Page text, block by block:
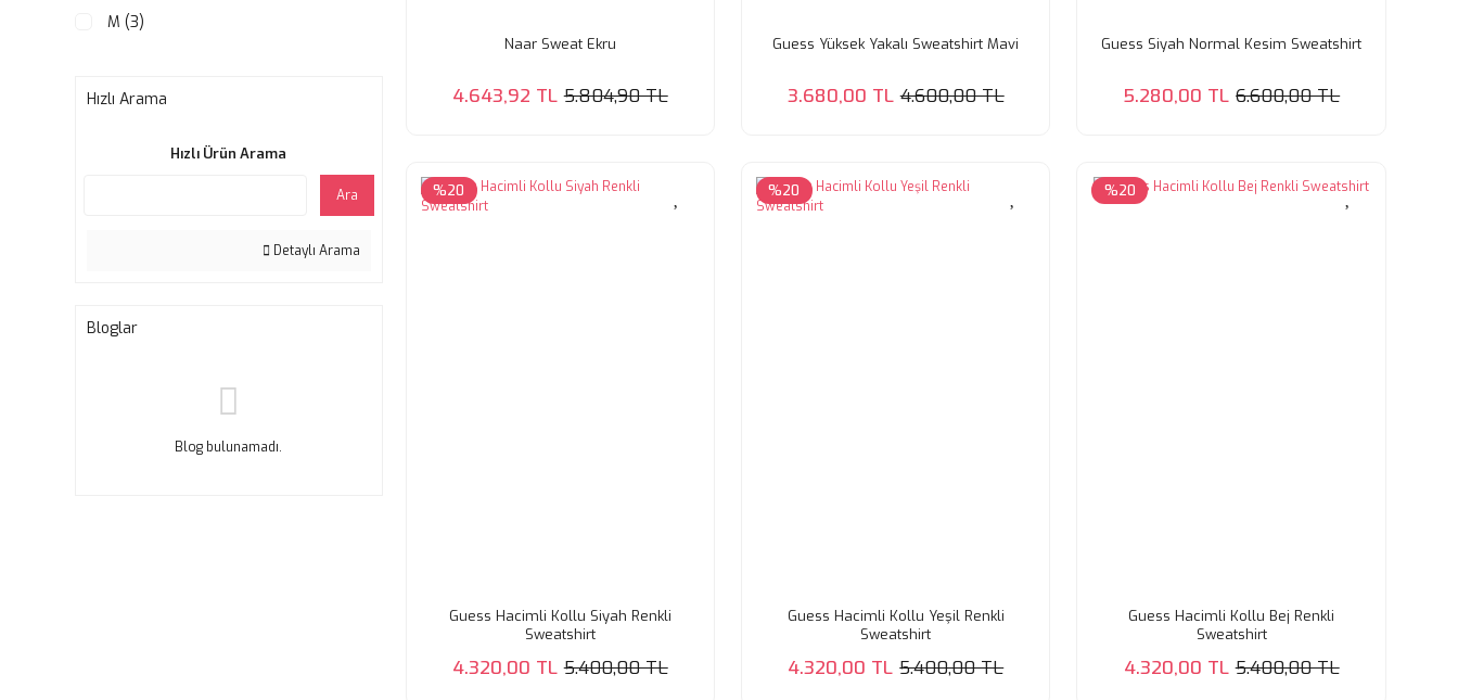
M (3)
XXS (1)
Hızlı Arama
Hızlı Ürün Arama
Ara
Detaylı Arama
Bloglar
Blog bulunamadı.
Naar Sweat Ekru
4.643,92 TL 5.804,90 TL
Guess Yüksek Yakalı Sweatshirt Mavi
3.680,00 TL 4.600,00 TL
Guess Siyah Normal Kesim Sweatshirt
5.280,00 TL 6.600,00 TL
%20
Guess Hacimli Kollu Siyah Renkli
Sweatshirt
4.320,00 TL 5.400,00 TL
%20
Guess Hacimli Kollu Yeşil Renkli
Sweatshirt
4.320,00 TL 5.400,00 TL
%20
Guess Hacimli Kollu Bej Renkli
Sweatshirt
4.320,00 TL 5.400,00 TL